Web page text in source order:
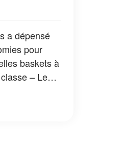
a dépensé
pour
baskets à
– Le
de